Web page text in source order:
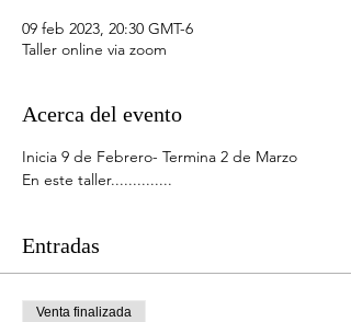
09 feb 2023, 20:30 GMT-6
Taller online via zoom
Acerca del evento
Inicia 9 de Febrero- Termina 2 de Marzo
En este taller..............
Entradas
Venta finalizada